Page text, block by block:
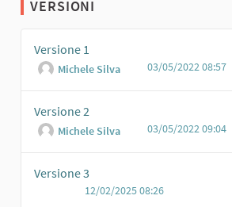
VERSIONI
Versione 1
Michele Silva 03/05/2022 08:57
Versione 2
Michele Silva 03/05/2022 09:04
Versione 3
12/02/2025 08:26